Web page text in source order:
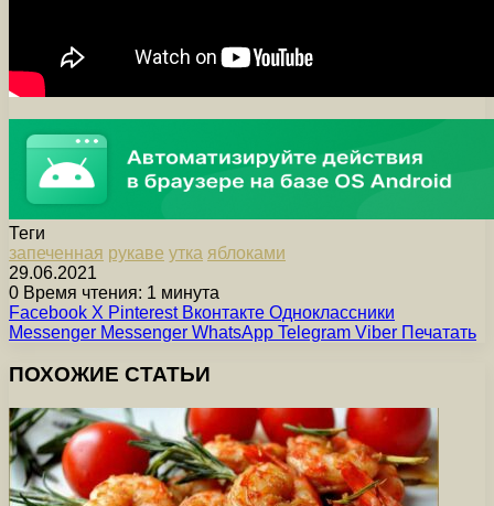
Теги
запеченная рукаве утка яблоками
29.06.2021
0 Время чтения: 1 минута
Facebook X Pinterest Вконтакте Одноклассники
Messenger Messenger WhatsApp Telegram Viber Печатать
ПОХОЖИЕ СТАТЬИ